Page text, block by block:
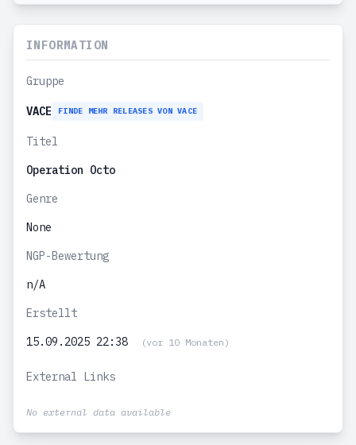
INFORMATION
Gruppe
VACE FINDE MEHR RELEASES VON VACE
Titel
Operation Octo
Genre
None
NGP-Bewertung
n/A
Erstellt
15.09.2025 22:38
(vor 10 Monaten)
External Links
No external data available